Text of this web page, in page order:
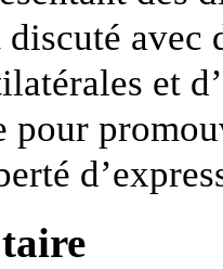
avec
et
pour